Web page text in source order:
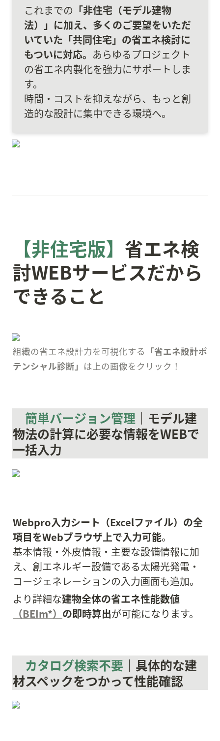
これまでの 「非住宅（モデル建物
法）」に加え、多くのご要望をいただ
いていた「共同住宅」の省エネ検討に
もついに対応。 あらゆるプロジェクト
の省エネ内製化を強力にサポートしま
す。
時間・コストを抑えながら、もっと創
造的な設計に集中できる環境へ。
【非住宅版】 省エネ検
討WEBサービスだから
できること
組織の省エネ設計力を可視化する 「省エネ設計ポ
テンシャル診断」 は上の画像をクリック！
簡単バージョン管理 ｜モデル建
物法の計算に必要な情報をWEBで
一括入力
Webpro入力シート（Excelファイル）の全
項目をWebブラウザ上で入力可能。
基本情報・外皮情報・主要な設備情報に加
え、創エネルギー設備である太陽光発電・
コージェネレーションの入力画面も追加。
より詳細な建物全体の省エネ性能数値
（BEIm*） の即時算出が可能になります。
カタログ検索不要 ｜具体的な建
材スペックをつかって性能確認